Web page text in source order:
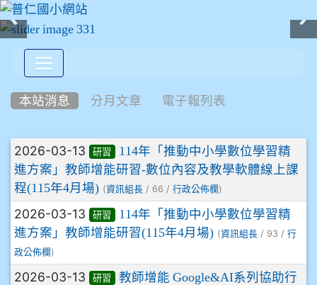
本站消息 分月文章 電子報列表
文章列表
2026-03-13 研習
114年「推動中小學數位學習精
進方案」教師增能研習-數位內容及教學軟體線上課
程(115年4月場) (資訊組長 / 66 / 行政公佈欄 )
2026-03-13 研習
114年「推動中小學數位學習精
進方案」教師增能研習(115年4月場) (資訊組長 / 93 / 行
政公佈欄 )
2026-03-13 研習
教師增能 Google&AI系列協助行